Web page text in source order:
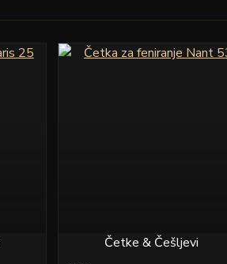
Četke & Češljevi